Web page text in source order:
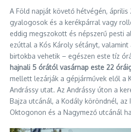
A Föld napját követő hétvégén, április
gyalogosok és a kerékpárral vagy
eddig megszokott és népszerű pesti
ezúttal a Kós Károly sétányt, valamint
birtokba vehetik – egészen este tíz
hajnali 5 órától vasárnap este 22
mellett lezárják a gépjárművek elől a
Andrássy utat. Az Andrássy úton a
Bajza utcánál, a Kodály köröndnél, az
Oktogonon és a Nagymező utcánál